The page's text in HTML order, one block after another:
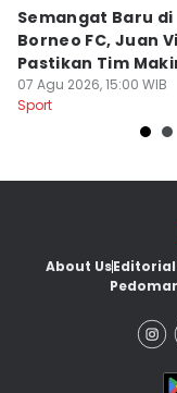
Semangat Baru di
Borneo FC, Juan
Pastikan Tim
Kompak
07 Agu 2026, 15:00 WIB
Sport
About Us